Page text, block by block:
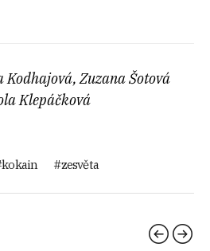
Zuzana Šotová
Klepáčková
kokain zesvěta